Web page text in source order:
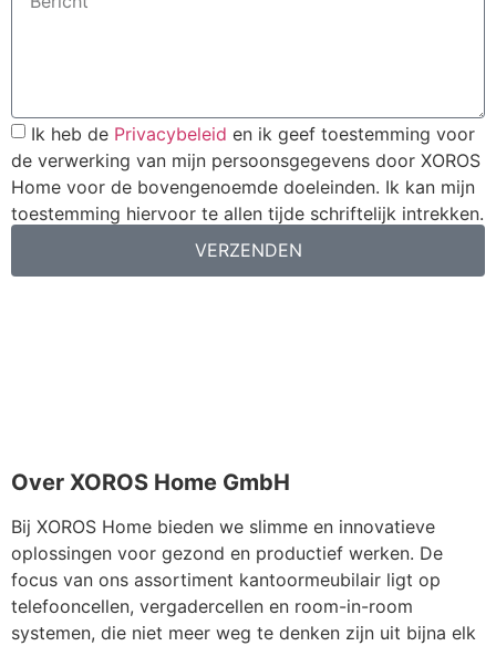
Ik heb de Privacybeleid en ik geef toestemming voor
de verwerking van mijn persoonsgegevens door XOROS
Home voor de bovengenoemde doeleinden. Ik kan mijn
toestemming hiervoor te allen tijde schriftelijk intrekken.
VERZENDEN
Over XOROS Home GmbH
Bij XOROS Home bieden we slimme en innovatieve
oplossingen voor gezond en productief werken. De
focus van ons assortiment kantoormeubilair ligt op
telefooncellen, vergadercellen en room-in-room
systemen, die niet meer weg te denken zijn uit bijna elk